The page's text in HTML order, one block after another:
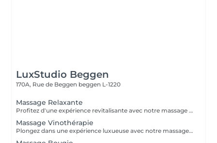
LuxStudio Beggen
170A, Rue de Beggen beggen L-1220
Massage Relaxante
Profitez d'une expérience revitalisante avec notre massage relaxant de 40, 60 ou 90 minutes. Nos esthéticiennes utiliseront des techniques douces pour soulager les tensions musculaires, procurant une sensation de tranquillité. Le temps de préparation et d'installation de la cliente est inclus dans la période choisie, garantissant que chaque minute soit consacrée à votre bien-être. Profitez de ce moment pour rajeunir corps et esprit.
Massage Vinothérapie
Plongez dans une expérience luxueuse avec notre massage Vinothérapie de 40, 60 ou 90 minutes. Nos Esthetcienne experts utiliseront des techniques spécifiques, combinant les bienfaits du raisin pour apaiser vos muscles et offrir une sensation de détente profonde. Le temps de préparation et d'installation de la cliente est inclus dans la durée sélectionnée, garantissant une expérience dédiée à votre bien-être. Laissez-vous emporter par ce moment de délice, revitalisant à la fois votre corps et votre esprit.